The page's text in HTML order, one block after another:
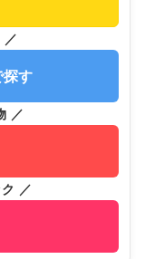
／
す
／
／